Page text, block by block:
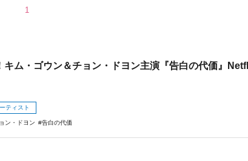
1
キム・ゴウン＆チョン・ドヨン主演『告白の代価』
ティスト
ン・ドヨン 告白の代価